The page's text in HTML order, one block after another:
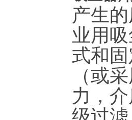
产生
业用
式和
（或
力，